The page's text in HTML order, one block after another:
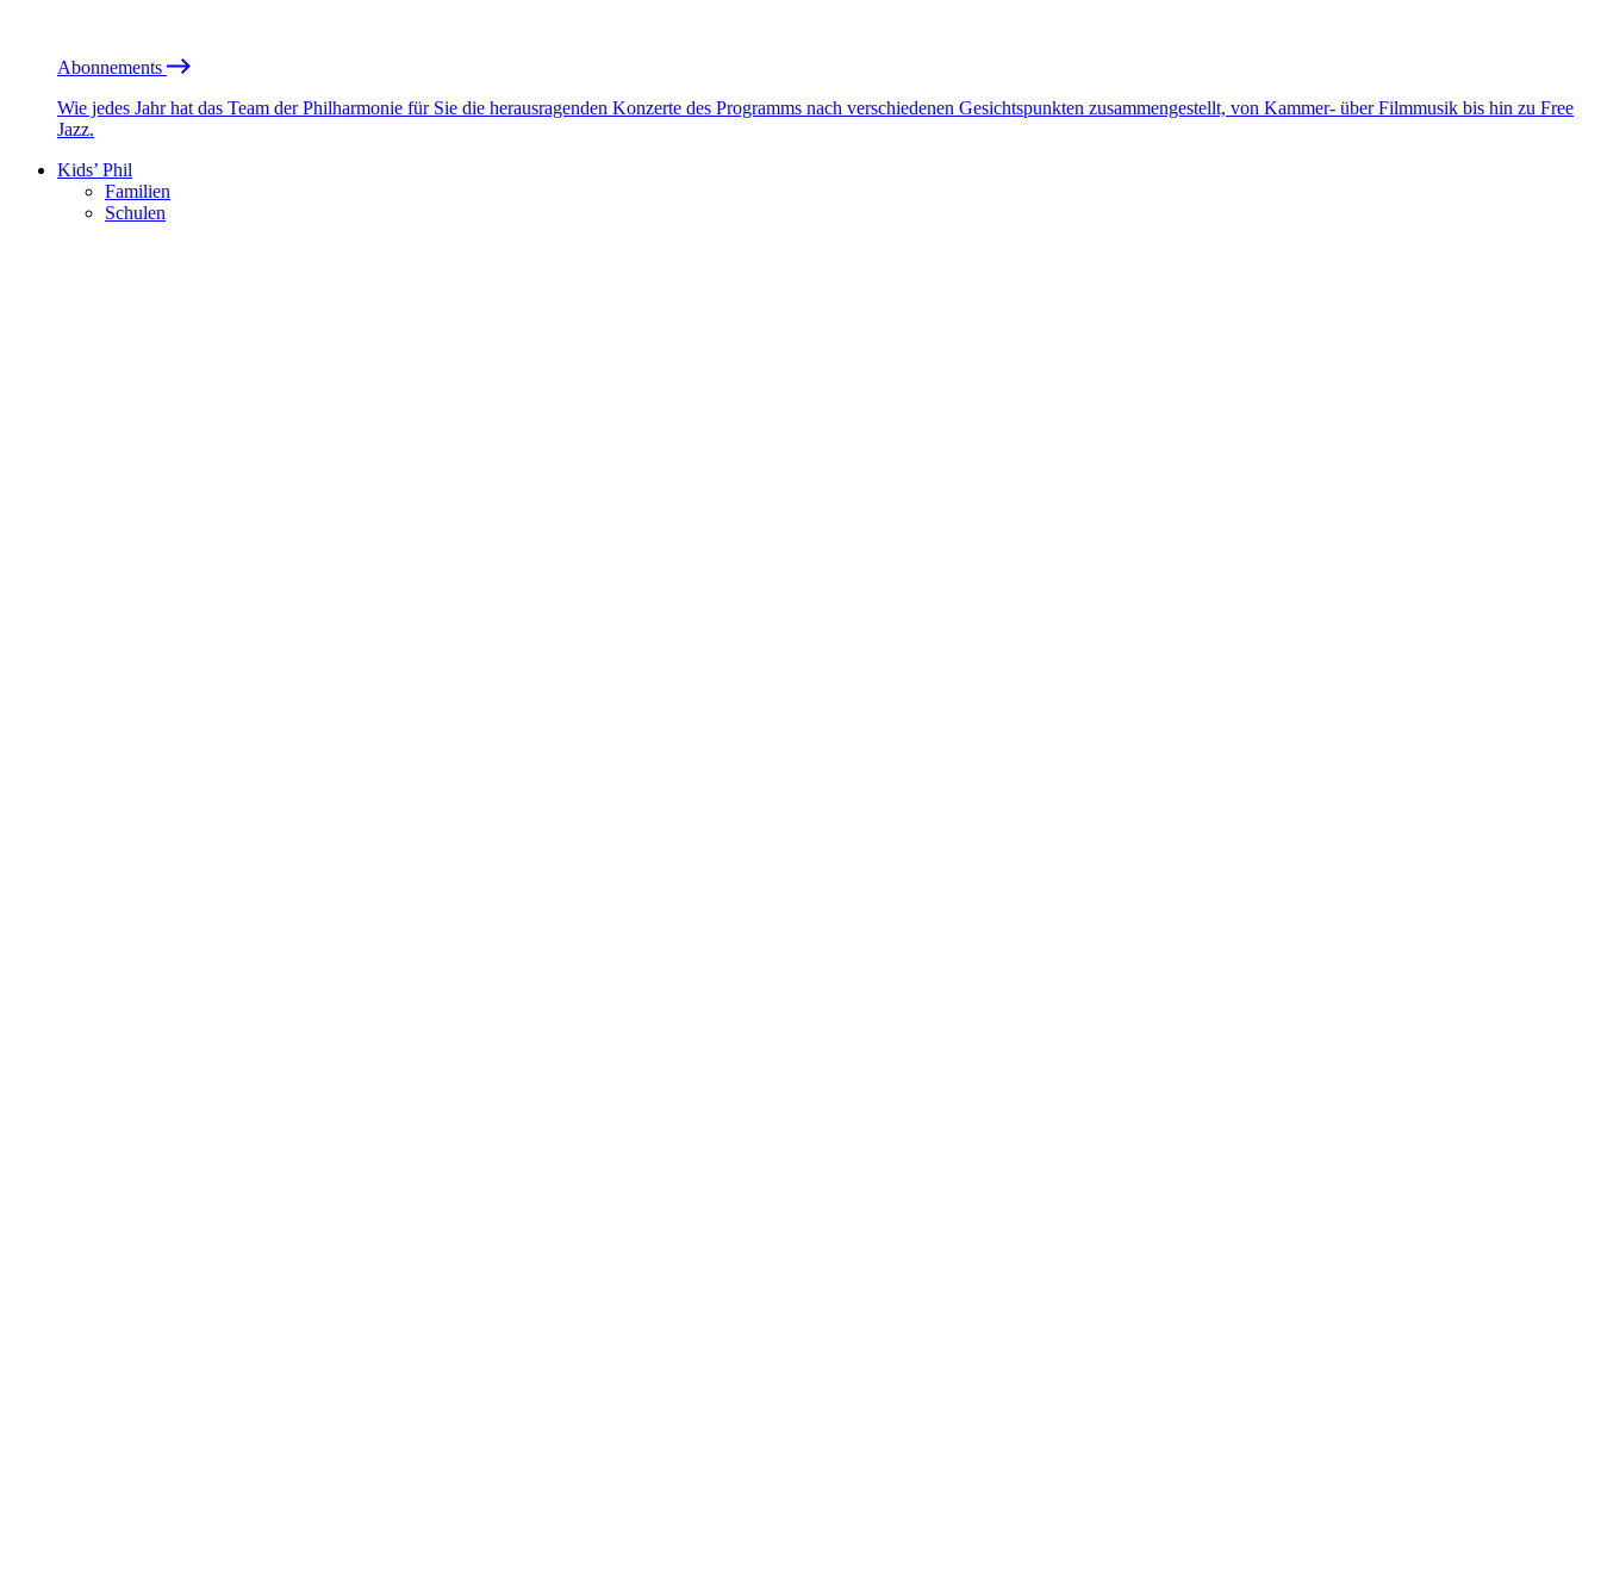
Abonnements
Wie jedes Jahr hat das Team der Philharmonie für Sie die herausragenden Konzerte des Programms nach verschiedenen Gesichtspunkten zusammengestellt, von Kammer- über Filmmusik bis hin zu Free
Jazz.
Kids’ Phil
Familien
Schulen